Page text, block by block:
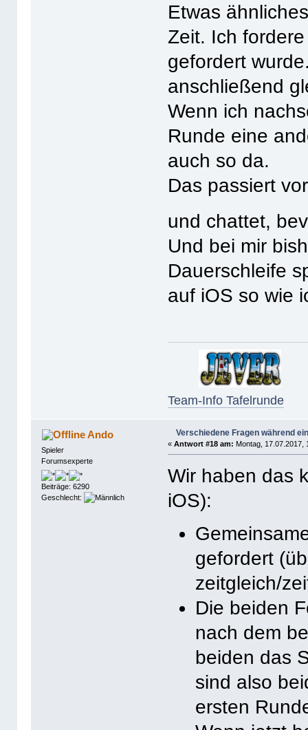
Etwas
Zeit. Ich
gefordert
anschließend
Wenn ich
Runde eine
auch so da.
Das passiert
und chattet,
Und bei mir
Dauerschleife
auf iOS so wie
Team-Info Tafelrunde
Ando
Spieler
Forumsexperte
Beiträge: 6290
Geschlecht:
Verschiedene Fragen während
«Antwort #18 am: Montag, 17.07.2017,
Wir haben das
iOS):
gefordert
zeitgleich/
Die beiden
nach dem
beiden das
sind also
ersten